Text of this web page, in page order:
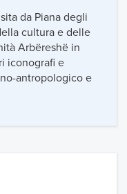
da Piana degli
cultura e delle
Arbëreshë in
iconografi e
antropologico e